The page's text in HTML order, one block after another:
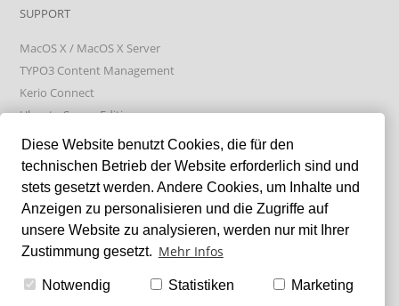
Diese Website benutzt Cookies, die für den
technischen Betrieb der Website erforderlich sind und
stets gesetzt werden. Andere Cookies, um Inhalte und
Anzeigen zu personalisieren und die Zugriffe auf
unsere Website zu analysieren, werden nur mit Ihrer
Zustimmung gesetzt. Mehr Infos
Notwendig Statistiken Marketing
SUPPORT
MacOS X / MacOS X Server
TYPO3 Content Management
Kerio Connect
Ubuntu Server Edition
Absolute Manage
LIXXBLOG
GFI Kerio Connect & Let's Encrypt Failure bei Certificate Renew
Samsung SSDs tunen
GFI Kerio Connect - log4j (CVE-2021-44228)